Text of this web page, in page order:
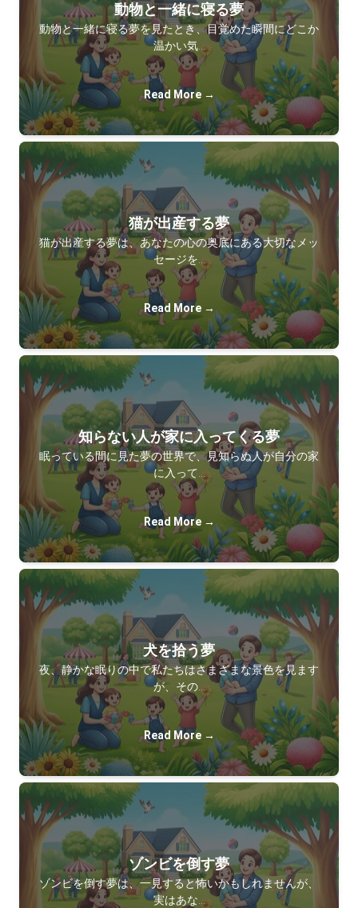
動物と一緒に寝る夢
動物と一緒に寝る夢を見たとき、目覚めた瞬間にどこか
温かい気…
Read More →
猫が出産する夢
猫が出産する夢は、あなたの心の奥底にある大切なメッ
セージを…
Read More →
知らない人が家に入ってくる夢
眠っている間に見た夢の世界で、見知らぬ人が自分の家
に入って…
Read More →
犬を拾う夢
夜、静かな眠りの中で私たちはさまざまな景色を見ます
が、その…
Read More →
ゾンビを倒す夢
ゾンビを倒す夢は、一見すると怖いかもしれませんが、
実はあな…